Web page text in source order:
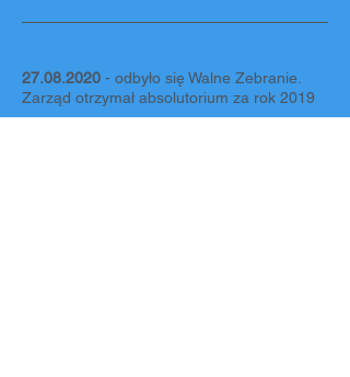
27.08.2020 - odbyło się Walne Zebranie.
Zarząd otrzymał absolutorium za rok 2019